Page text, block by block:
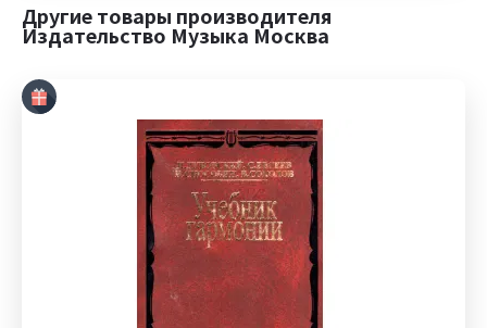
Другие товары производителя
Издательство Музыка Москва